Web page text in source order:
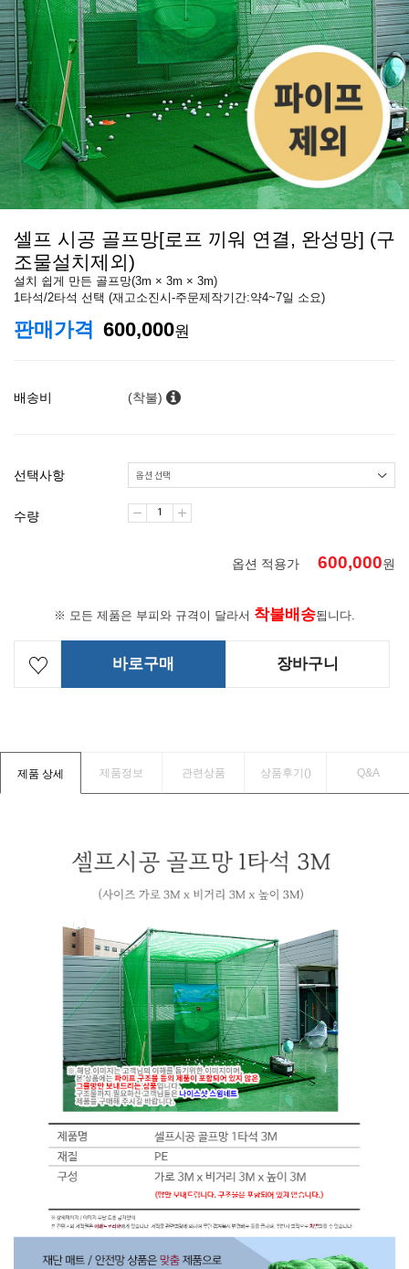
셀프 시공 골프망[로프 끼워 연결, 완성망] (구
조물설치제외)
설치 쉽게 만든 골프망(3m × 3m × 3m)
1타석/2타석 선택 (재고소진시-주문제작기간:약4~7일 소요)
판매가격 600,000원
배송비 (착불)
선택사항
수량
옵션 적용가 600,000원
※ 모든 제품은 부피와 규격이 달라서 착불배송됩니다.
바로구매 장바구니
제품 상세 제품정보 관련상품 상품후기() Q&A